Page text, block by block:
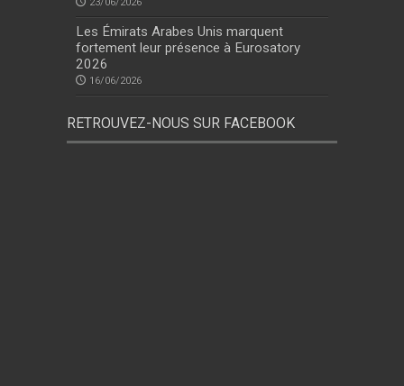
Les Émirats Arabes Unis marquent
fortement leur présence à Eurosatory
2026
16/06/2026
RETROUVEZ-NOUS SUR FACEBOOK